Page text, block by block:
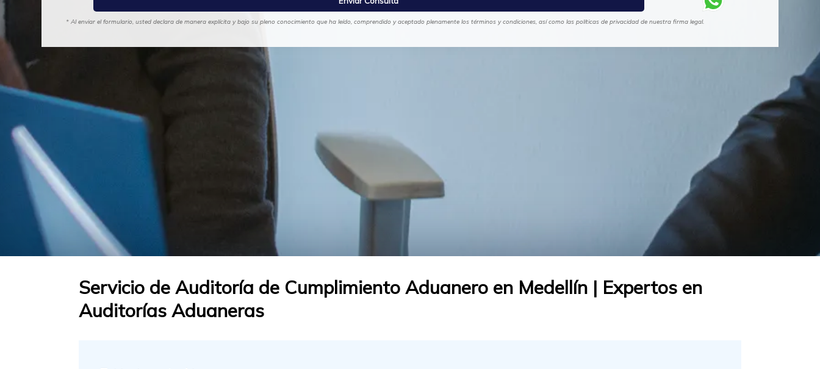
* Al enviar el formulario, usted declara de manera explícita y bajo su pleno conocimiento que ha leído, comprendido y aceptado plenamente los términos y condiciones, así como las políticas de privacidad de nuestra firma legal.
Servicio de Auditoría de Cumplimiento Aduanero en Medellín | Expertos en
Auditorías Aduaneras